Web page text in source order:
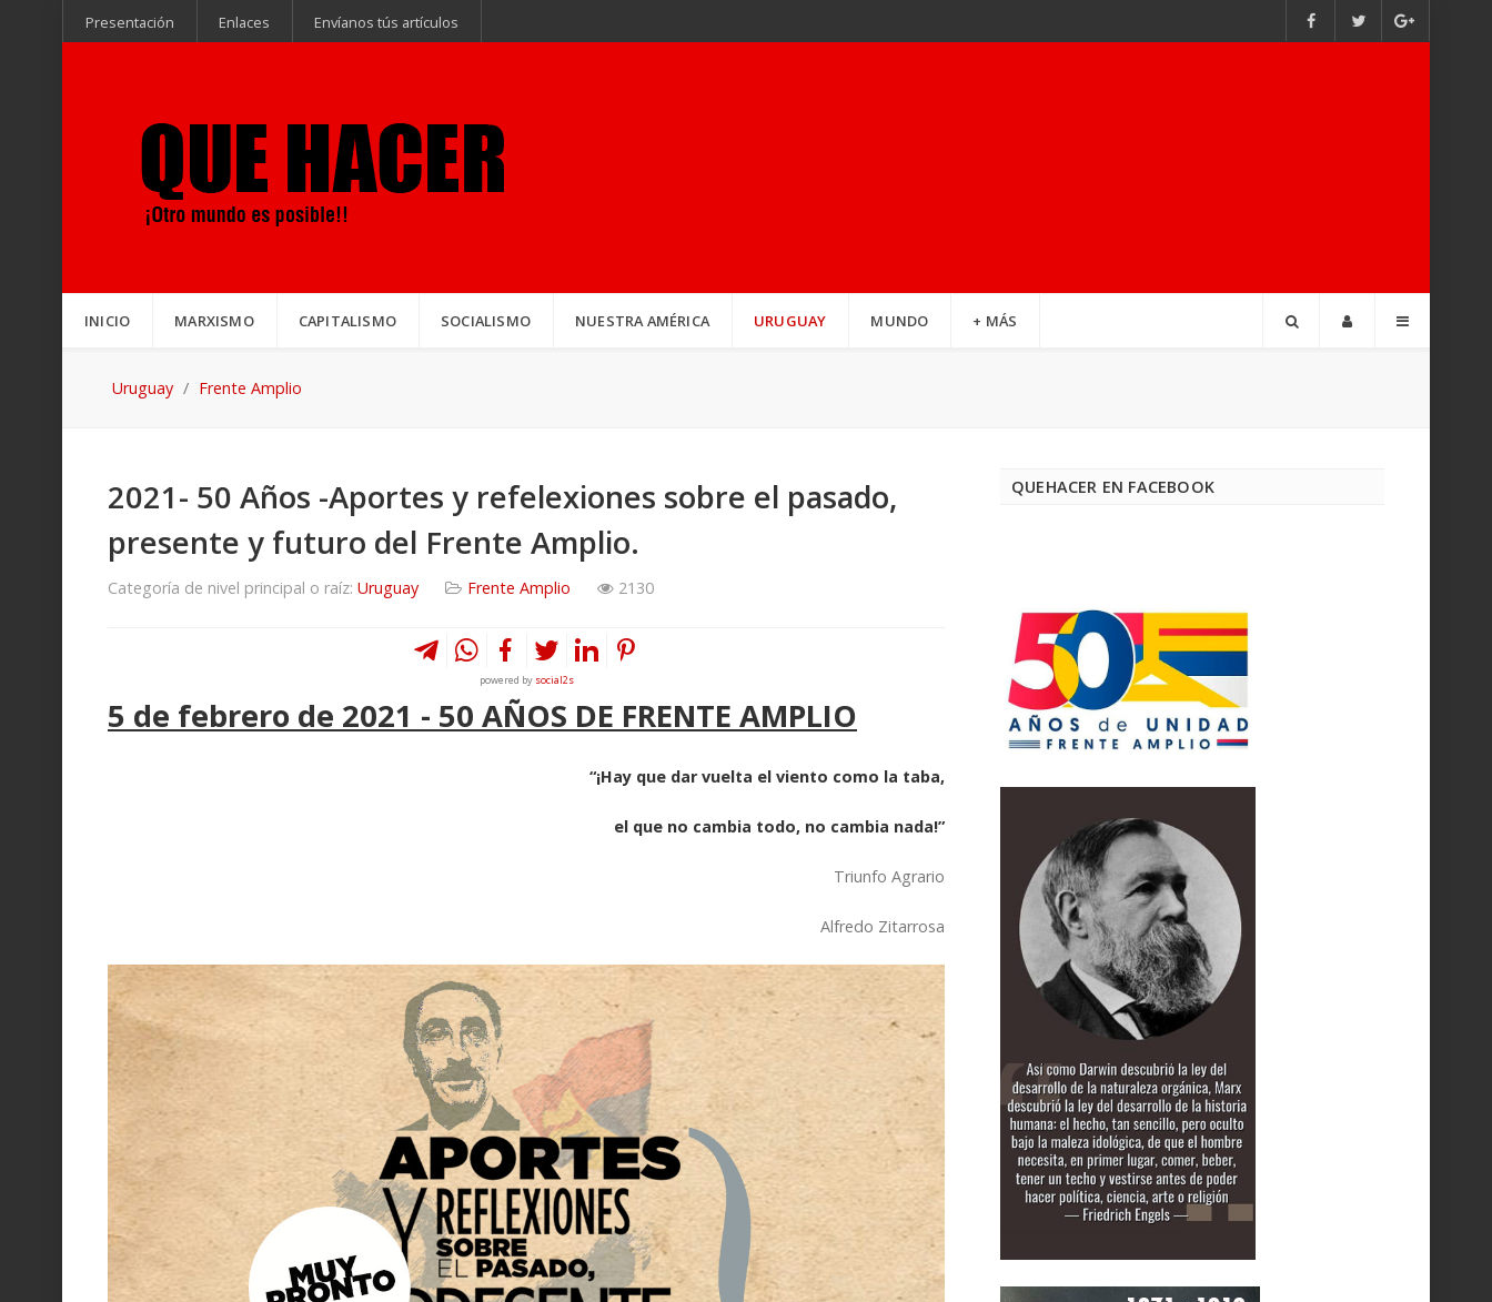
Presentación Enlaces Envíanos tús artículos
INICIO MARXISMO CAPITALISMO SOCIALISMO NUESTRA AMÉRICA URUGUAY MUNDO + MÁS
Uruguay Frente Amplio
2021- 50 Años -Aportes y refelexiones sobre el pasado,
presente y futuro del Frente Amplio.
Categoría de nivel principal o raíz: Uruguay Frente Amplio 2130
powered by social2s
5 de febrero de 2021 - 50 AÑOS DE FRENTE AMPLIO
“¡Hay que dar vuelta el viento como la taba,
el que no cambia todo, no cambia nada!”
Triunfo Agrario
Alfredo Zitarrosa
QUEHACER EN FACEBOOK